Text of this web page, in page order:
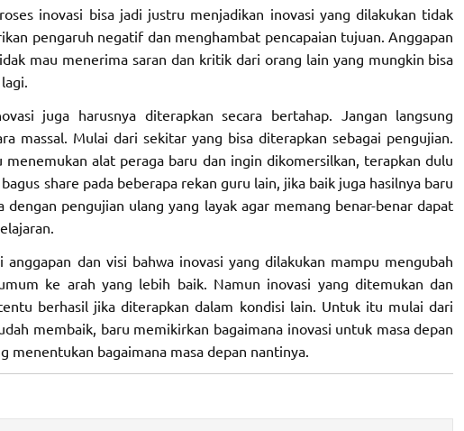
inovasi bisa jadi justru menjadikan inovasi yang dilakukan tidak
pengaruh negatif dan menghambat pencapaian tujuan. Anggapan
mau menerima saran dan kritik dari orang lain yang mungkin bisa
juga harusnya diterapkan secara bertahap. Jangan langsung
massal. Mulai dari sekitar yang bisa diterapkan sebagai pengujian.
alat peraga baru dan ingin dikomersilkan, terapkan dulu
share pada beberapa rekan guru lain, jika baik juga hasilnya baru
pengujian ulang yang layak agar memang benar-benar dapat
dan visi bahwa inovasi yang dilakukan mampu mengubah
ke arah yang lebih baik. Namun inovasi yang ditemukan dan
berhasil jika diterapkan dalam kondisi lain. Untuk itu mulai dari
membaik, baru memikirkan bagaimana inovasi untuk masa depan
menentukan bagaimana masa depan nantinya.